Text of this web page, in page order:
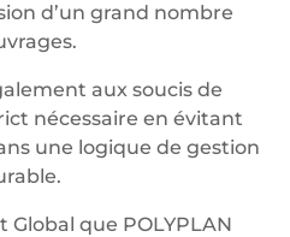
d’un grand nombre
aux soucis de
nécessaire en évitant
une logique de gestion
Global que POLYPLAN